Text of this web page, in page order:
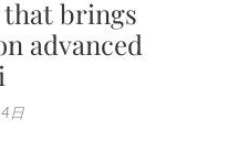
that brings
advanced
日